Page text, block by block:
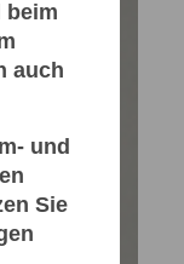
beim
auch
und
Sie